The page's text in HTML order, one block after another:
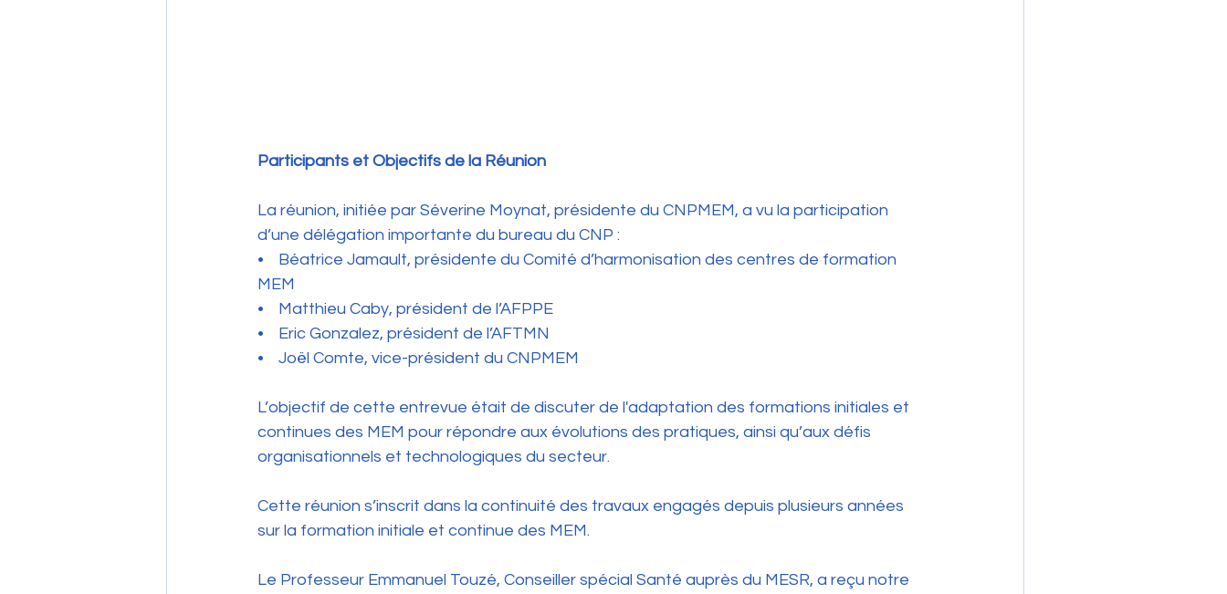
Participants et Objectifs de la Réunion
La réunion, initiée par Séverine Moynat, présidente du CNPMEM, a vu la participation
d’une délégation importante du bureau du CNP :
•    Béatrice Jamault, présidente du Comité d’harmonisation des centres de formation
MEM
•    Matthieu Caby, président de l’AFPPE
•    Eric Gonzalez, président de l’AFTMN
•    Joël Comte, vice-président du CNPMEM
L’objectif de cette entrevue était de discuter de l'adaptation des formations initiales et
continues des MEM pour répondre aux évolutions des pratiques, ainsi qu’aux défis
organisationnels et technologiques du secteur.
Cette réunion s’inscrit dans la continuité des travaux engagés depuis plusieurs années
sur la formation initiale et continue des MEM.
Le Professeur Emmanuel Touzé, Conseiller spécial Santé auprès du MESR, a reçu notre